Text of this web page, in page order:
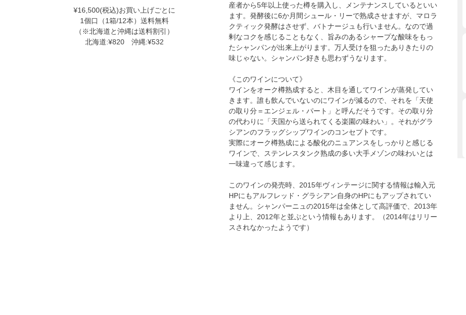
¥16,500(税込)お買い上げごとに
1個口（1箱/12本）送料無料
（※北海道と沖縄は送料割引）
北海道:¥820 沖縄:¥532
産者から5年以上使った樽を購入し、メンテナンスしているといい
ます。発酵後に6か月間シュール・リーで熟成させますが、マロラ
クティック発酵はさせず、バトナージュも行いません。なので過
剰なコクを感じることもなく、旨みのあるシャープな酸味をもっ
たシャンパンが出来上がります。万人受けを狙ったありきたりの
味じゃない。シャンパン好きも思わずうなります。
《このワインについて》
ワインをオーク樽熟成すると、木目を通してワインが蒸発してい
きます。誰も飲んでいないのにワインが減るので、それを「天使
の取り分＝エンジェル・パート」と呼んだそうです。その取り分
の代わりに「天国から送られてくる楽園の味わい」。それがグラ
シアンのフラッグシップワインのコンセプトです。
実際にオーク樽熟成による酸化のニュアンスをしっかりと感じる
ワインで、ステンレスタンク熟成の多い大手メゾンの味わいとは
一味違って感じます。
このワインの発売時、2015年ヴィンテージに関する情報は輸入元
HPにもアルフレッド・グラシアン自身のHPにもアップされてい
ません。シャンパーニュの2015年は全体として高評価で、2013年
より上、2012年と並ぶという情報もあります。（2014年はリリー
スされなかったようです）